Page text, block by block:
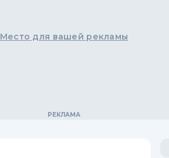
Место для вашей рекламы